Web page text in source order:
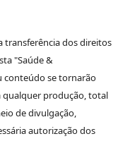
transferência dos direitos
"Saúde &
conteúdo se tornarão
qualquer produção, total
de divulgação,
autorização dos